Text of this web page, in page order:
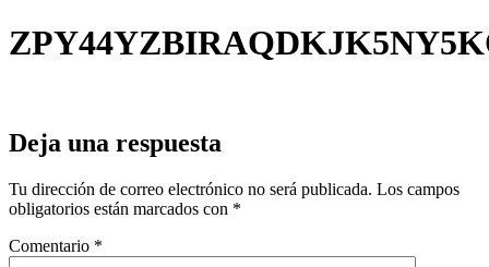
Deja una respuesta
Tu dirección de correo electrónico no será publicada. Los campos
obligatorios están marcados con *
Comentario *